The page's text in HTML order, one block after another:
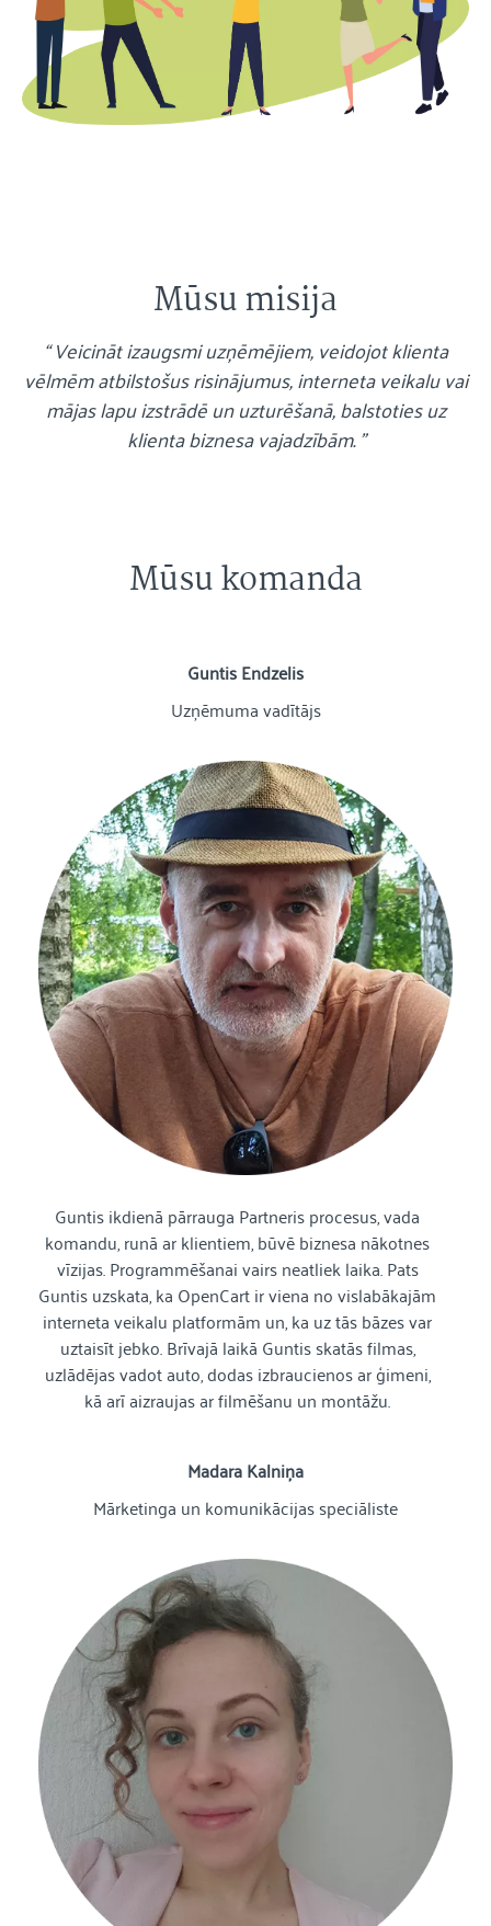
Mūsu misija
“ Veicināt izaugsmi uzņēmējiem, veidojot klienta
vēlmēm atbilstošus risinājumus, interneta veikalu vai
mājas lapu izstrādē un uzturēšanā, balstoties uz
klienta biznesa vajadzībām. ”
Mūsu komanda
Guntis Endzelis
Uzņēmuma vadītājs
Guntis ikdienā pārrauga Partneris procesus, vada
komandu, runā ar klientiem, būvē biznesa nākotnes
vīzijas. Programmēšanai vairs neatliek laika. Pats
Guntis uzskata, ka OpenCart ir viena no vislabākajām
interneta veikalu platformām un, ka uz tās bāzes var
uztaisīt jebko. Brīvajā laikā Guntis skatās filmas,
uzlādējas vadot auto, dodas izbraucienos ar ģimeni,
kā arī aizraujas ar filmēšanu un montāžu.
Madara Kalniņa
Mārketinga un komunikācijas speciāliste